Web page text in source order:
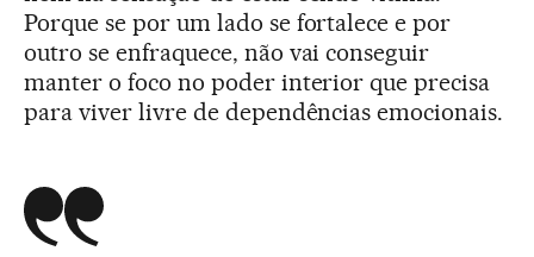
Porque se por um lado se fortalece e por
outro se enfraquece, não vai conseguir
manter o foco no poder interior que precisa
para viver livre de dependências emocionais.